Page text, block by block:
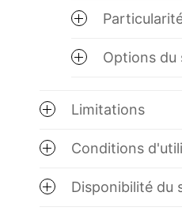
Options du
Limitations
Conditions
Disponibilité du